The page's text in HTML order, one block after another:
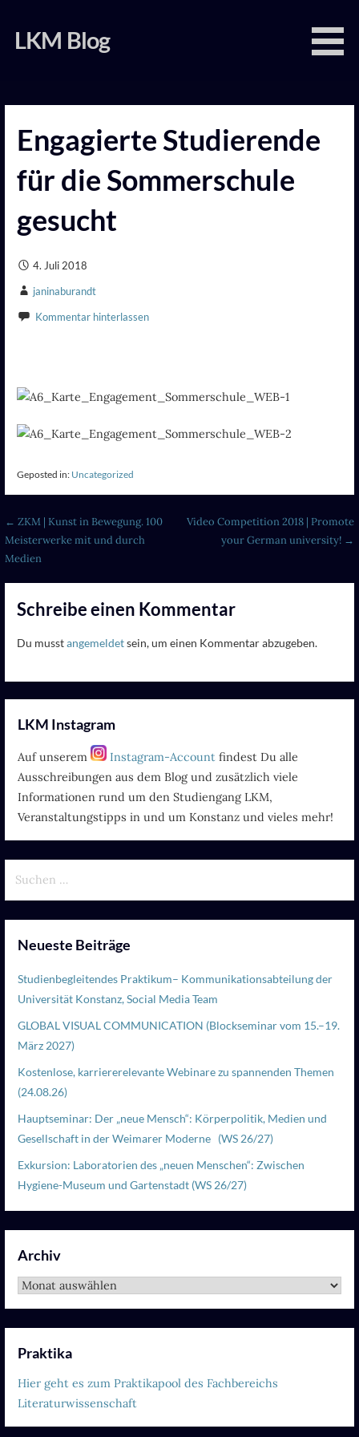
Inhalt
springen
LKM Blog
Engagierte Studierende
für die Sommerschule
gesucht
4. Juli 2018
janinaburandt
Kommentar hinterlassen
Geposted in: Uncategorized
Beitragsnavigation
← ZKM | Kunst in Bewegung. 100
Meisterwerke mit und durch
Medien
Video Competition 2018 | Promote
your German university! →
Schreibe einen Kommentar
Du musstangemeldetsein, um einen Kommentar abzugeben.
LKM Instagram
Auf unserem Instagram-Account findest Du alle
Ausschreibungen aus dem Blog und zusätzlich viele
Informationen rund um den Studiengang LKM,
Veranstaltungstipps in und um Konstanz und vieles mehr!
Neueste Beiträge
Studienbegleitendes Praktikum– Kommunikationsabteilung der
Universität Konstanz, Social Media Team
GLOBAL VISUAL COMMUNICATION (Blockseminar vom 15.–19.
März 2027)
Kostenlose, karriererelevante Webinare zu spannenden Themen
(24.08.26)
Hauptseminar: Der „neue Mensch“: Körperpolitik, Medien und
Gesellschaft in der Weimarer Moderne (WS 26/27)
Exkursion: Laboratorien des „neuen Menschen“: Zwischen
Hygiene-Museum und Gartenstadt (WS 26/27)
Archiv
Archiv
Praktika
Hier geht es zum Praktikapool des Fachbereichs
Literaturwissenschaft